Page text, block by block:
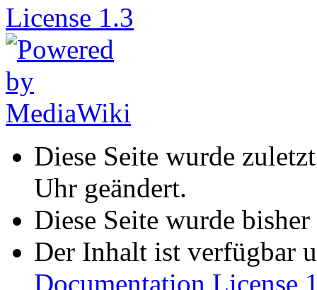
Diese Seite wurde
Uhr geändert.
Diese Seite wurde
Der Inhalt ist verfügbar
Documentation License